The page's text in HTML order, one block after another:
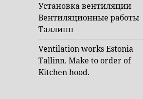
Установка вентиляции
Вентиляционные работы
Таллинн
Ventilation works Estonia
Tallinn. Make to order of
Kitchen hood.